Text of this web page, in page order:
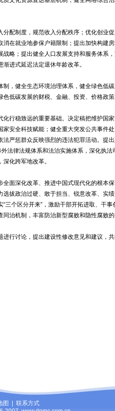
制度，规范收入分配秩序；优化创业
在就业地参保户籍限制；提出加快构建
略；提出健全人口发展支持和服务体系
进式延迟法定退休年龄改革。
健全生态环境治理体系，健全绿色低
低碳发展的财税、金融、投资、价格政
稳致远的重要基础。决定稿把维护国
安全科技赋能；健全重大突发公共事件
严惩群众反映强烈的违法犯罪活动。提
法律法规体系和法治实施体系，深化执
化跨军地改革。
深化改革、推进中国式现代化的根本
拔政治过硬、敢于担当、锐意改革、实
三个区分开来”，激励干部开拓进取、干
治机制，丰富防治新型腐败和隐性腐败的
讨论，提出建设性修改意见和建议，共
图
联系方式